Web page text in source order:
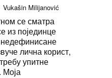
Vukašin Milijanović
се сматра
из појединце
недефинисане
лична корист,
упитне
Моја